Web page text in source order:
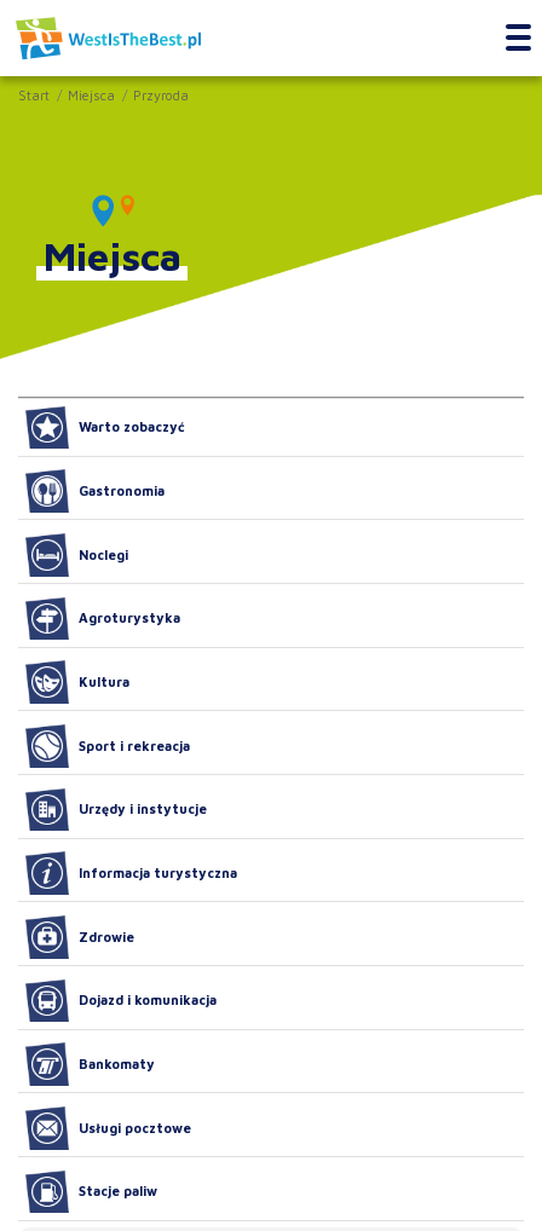
Start Miejsca Przyroda
Miejsca
Warto zobaczyć
Gastronomia
Noclegi
Agroturystyka
Kultura
Sport i rekreacja
Urzędy i instytucje
Informacja turystyczna
Zdrowie
Dojazd i komunikacja
Bankomaty
Usługi pocztowe
Stacje paliw